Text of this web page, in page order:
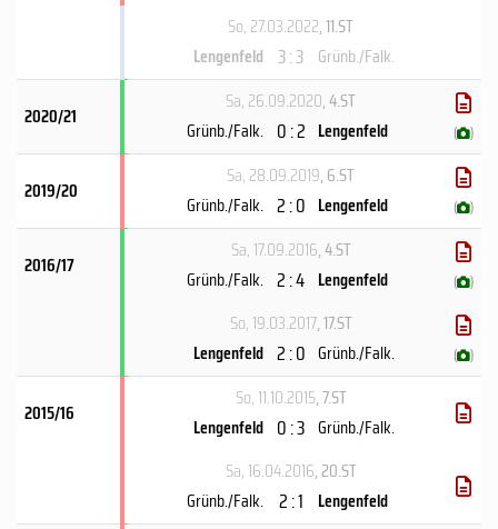
So, 27.03.2022, 11.ST
Lengenfeld 3 : 3 Grünb./Falk.
2020/21
Sa, 26.09.2020, 4.ST
Grünb./Falk. 0 : 2 Lengenfeld ( )
2019/20
Sa, 28.09.2019, 6.ST
Grünb./Falk. 2 : 0 Lengenfeld ( )
2016/17
Sa, 17.09.2016, 4.ST
Grünb./Falk. 2 : 4 Lengenfeld ( )
So, 19.03.2017, 17.ST
Lengenfeld 2 : 0 Grünb./Falk. ( )
2015/16
So, 11.10.2015, 7.ST
Lengenfeld 0 : 3 Grünb./Falk.
Sa, 16.04.2016, 20.ST
Grünb./Falk. 2 : 1 Lengenfeld